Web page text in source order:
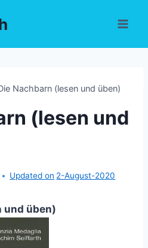
Nachbarn (lesen und üben)
(lesen und
Updated on 2-August-2020
und üben)